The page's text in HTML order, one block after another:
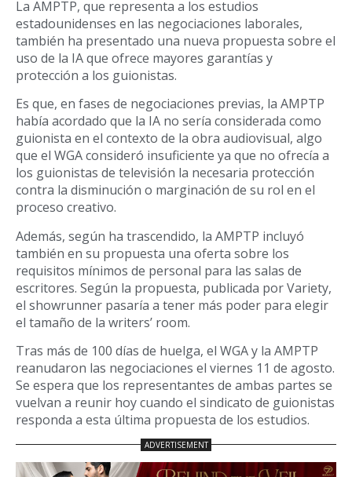
La AMPTP, que representa a los estudios
estadounidenses en las negociaciones laborales,
también ha presentado una nueva propuesta sobre el
uso de la IA que ofrece mayores garantías y
protección a los guionistas.
Es que, en fases de negociaciones previas, la AMPTP
había acordado que la IA no sería considerada como
guionista en el contexto de la obra audiovisual, algo
que el WGA consideró insuficiente ya que no ofrecía a
los guionistas de televisión la necesaria protección
contra la disminución o marginación de su rol en el
proceso creativo.
Además, según ha trascendido, la AMPTP incluyó
también en su propuesta una oferta sobre los
requisitos mínimos de personal para las salas de
escritores. Según la propuesta, publicada por Variety,
el showrunner pasaría a tener más poder para elegir
el tamaño de la writers’ room.
Tras más de 100 días de huelga, el WGA y la AMPTP
reanudaron las negociaciones el viernes 11 de agosto.
Se espera que los representantes de ambas partes se
vuelvan a reunir hoy cuando el sindicato de guionistas
responda a esta última propuesta de los estudios.